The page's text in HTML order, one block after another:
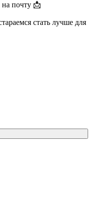
почту 📩
стать лучше для